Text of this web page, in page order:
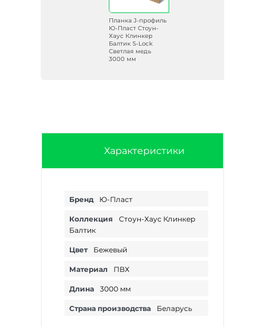
Планка J-профиль
Ю-Пласт Стоун-
Хаус Клинкер
Балтик S-Lock
Светлая медь
3000 мм
Характеристики
Бренд Ю-Пласт
Коллекция
Стоун-Хаус Клинкер
Балтик
Цвет Бежевый
Материал ПВХ
Длина 3000 мм
Страна производства Беларусь